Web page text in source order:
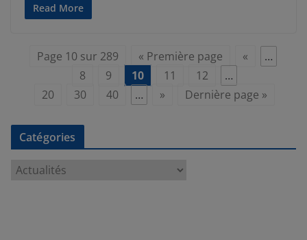
Read More
Page 10 sur 289 « Première page «
…
8
9 10 11 12
…
20
30 40 … » Dernière page »
Catégories